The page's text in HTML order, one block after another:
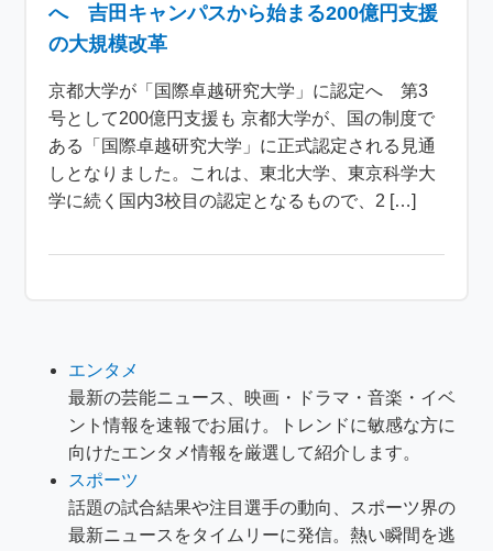
へ 吉田キャンパスから始まる200億円支援
の大規模改革
京都大学が「国際卓越研究大学」に認定へ 第3
号として200億円支援も 京都大学が、国の制度で
ある「国際卓越研究大学」に正式認定される見通
しとなりました。これは、東北大学、東京科学大
学に続く国内3校目の認定となるもので、2 […]
エンタメ
最新の芸能ニュース、映画・ドラマ・音楽・イベ
ント情報を速報でお届け。トレンドに敏感な方に
向けたエンタメ情報を厳選して紹介します。
スポーツ
話題の試合結果や注目選手の動向、スポーツ界の
最新ニュースをタイムリーに発信。熱い瞬間を逃